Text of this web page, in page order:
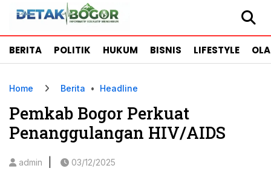
BERITA POLITIK HUKUM BISNIS LIFESTYLE
Home Berita • Headline
Pemkab Bogor Perkuat
Penanggulangan HIV/AIDS
admin 03/12/2025